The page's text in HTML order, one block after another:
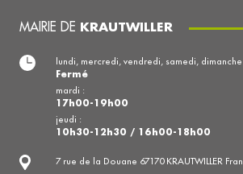
MAIRIE DE KRAUTWILLER
7 rue de la Douane 67170 KRAUTWILLER
lundi, mercredi, vendredi, samedi, dimanche
Fermé
mardi :
17h00-19h00
jeudi :
10h30-12h30 / 16h00-18h00